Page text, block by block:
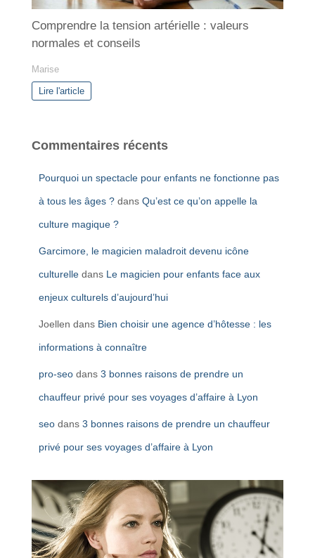
Comprendre la tension artérielle : valeurs
normales et conseils
Marise
Lire l'article
Commentaires récents
Pourquoi un spectacle pour enfants ne fonctionne pas
à tous les âges ? dans Qu’est ce qu’on appelle la
culture magique ?
Garcimore, le magicien maladroit devenu icône
culturelle dans Le magicien pour enfants face aux
enjeux culturels d’aujourd’hui
Joellen dans Bien choisir une agence d’hôtesse : les
informations à connaître
pro-seo dans 3 bonnes raisons de prendre un
chauffeur privé pour ses voyages d’affaire à Lyon
seo dans 3 bonnes raisons de prendre un chauffeur
privé pour ses voyages d’affaire à Lyon